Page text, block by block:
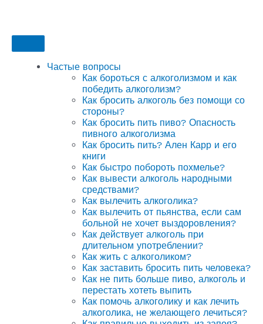
Частые вопросы
Как бороться с алкоголизмом и как
победить алкоголизм?
Как бросить алкоголь без помощи со
стороны?
Как бросить пить пиво? Опасность
пивного алкоголизма
Как бросить пить? Ален Карр и его
книги
Как быстро побороть похмелье?
Как вывести алкоголь народными
средствами?
Как вылечить алкоголика?
Как вылечить от пьянства, если сам
больной не хочет выздоровления?
Как действует алкоголь при
длительном употреблении?
Как жить с алкоголиком?
Как заставить бросить пить человека?
Как не пить больше пиво, алкоголь и
перестать хотеть выпить
Как помочь алкоголику и как лечить
алкоголика, не желающего лечиться?